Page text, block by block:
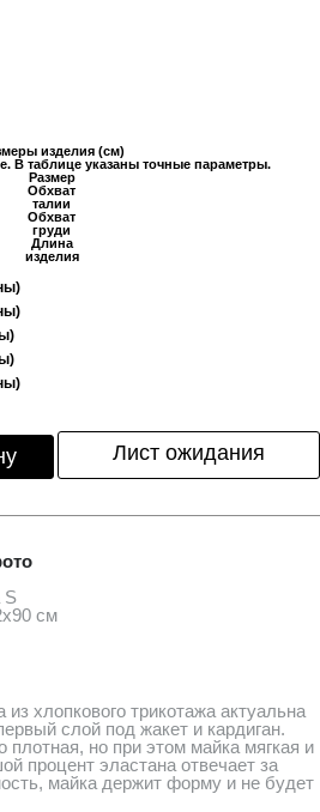
изделия (см)
В таблице указаны точные параметры.
Размер
Обхват
талии
Обхват
груди
Длина
изделия
Лист ожидания
S
см
хлопкового трикотажа актуальна
слой под жакет и кардиган.
плотная, но при этом майка мягкая и
процент эластана отвечает за
майка держит форму и не будет